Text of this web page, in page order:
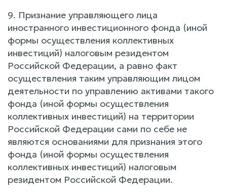
9. Признание управляющего лица
иностранного инвестиционного фонда (иной
формы осуществления коллективных
инвестиций) налоговым резидентом
Российской Федерации, а равно факт
осуществления таким управляющим лицом
деятельности по управлению активами такого
фонда (иной формы осуществления
коллективных инвестиций) на территории
Российской Федерации сами по себе не
являются основаниями для признания этого
фонда (иной формы осуществления
коллективных инвестиций) налоговым
резидентом Российской Федерации.